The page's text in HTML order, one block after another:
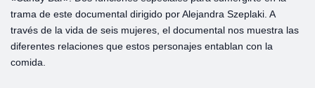
trama de este documental dirigido por Alejandra Szeplaki. A
través de la vida de seis mujeres, el documental nos muestra las
diferentes relaciones que estos personajes entablan con la
comida.